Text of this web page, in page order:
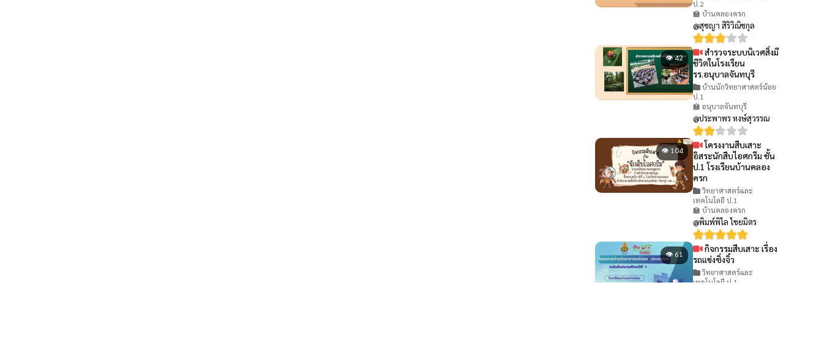
ป.2
🏫 บ้านคลองครก
@สุชญา สิริวิณิชกุล
👁 42
สำรวจระบบนิเวศสิ่งมี
ชีวิตในโรงเรียน
รร.อนุบาลจันทบุรี
บ้านนักวิทยาศาสตร์น้อย
ป.1
🏫 อนุบาลจันทบุรี
@ประพาพร หงษ์สุวรรณ
👁 104
โครงงานสืบเสาะ
อิสระนักสืบไอศกรีม ชั้น
ป.1 โรงเรียนบ้านคลอง
ครก
วิทยาศาสตร์และ
เทคโนโลยี ป.1
🏫 บ้านคลองครก
@พิมพ์พิไล ไชยมิตร
👁 61
กิจกรรมสืบเสาะ เรื่อง
รถแข่งซิ่งจิ๋ว
วิทยาศาสตร์และ
เทคโนโลยี ป.1